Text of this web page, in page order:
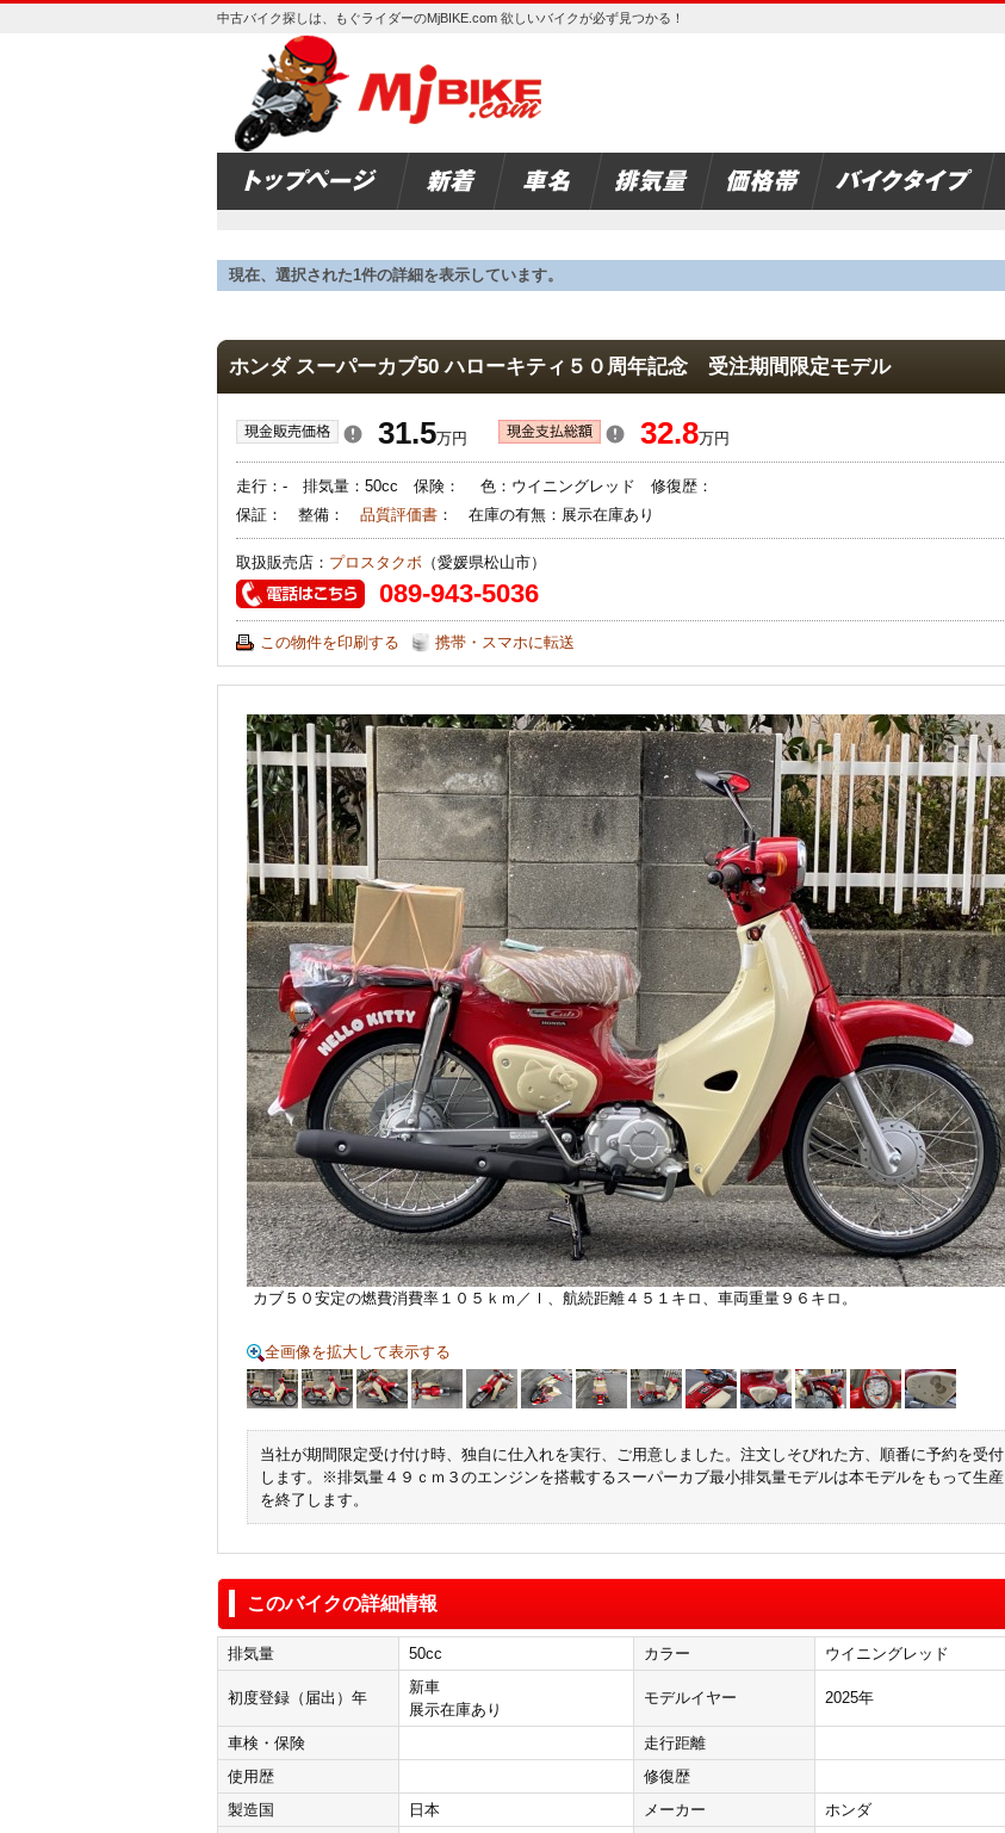
中古バイク探しは、もぐライダーのMjBIKE.com 欲しいバイクが必ず見つかる！
現在、選択された1件の詳細を表示しています。
ホンダ スーパーカブ50 ハローキティ５０周年記念 受注期間限定モデル
31.5万円 32.8万円
走行：- 排気量：50cc 保険： 色：ウイニングレッド 修復歴：
保証： 整備： 品質評価書： 在庫の有無：展示在庫あり
取扱販売店： プロスタクボ（愛媛県松山市）
089-943-5036
この物件を印刷する 携帯・スマホに転送
カブ５０安定の燃費消費率１０５ｋｍ／ｌ、航続距離４５１キロ、車両重量９６キロ。
全画像を拡大して表示する
当社が期間限定受け付け時、独自に仕入れを実行、ご用意しました。注文しそびれた方、順番に予約を受付
します。※排気量４９ｃｍ３のエンジンを搭載するスーパーカブ最小排気量モデルは本モデルをもって生産
を終了します。
このバイクの詳細情報
排気量 50cc カラー ウイニングレッド
初度登録（届出）年
新車
展示在庫あり
モデルイヤー 2025年
車検・保険
走行距離
使用歴
修復歴
製造国
日本 メーカー
ホンダ